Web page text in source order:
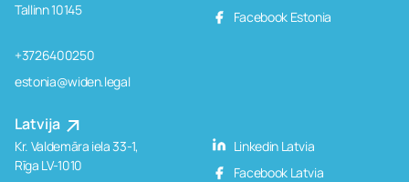
Tallinn 10145
+3726400250
estonia@widen.legal
Facebook Estonia
Latvija
Kr. Valdemāra iela 33-1,
Rīga LV-1010
Linkedin Latvia
Facebook Latvia